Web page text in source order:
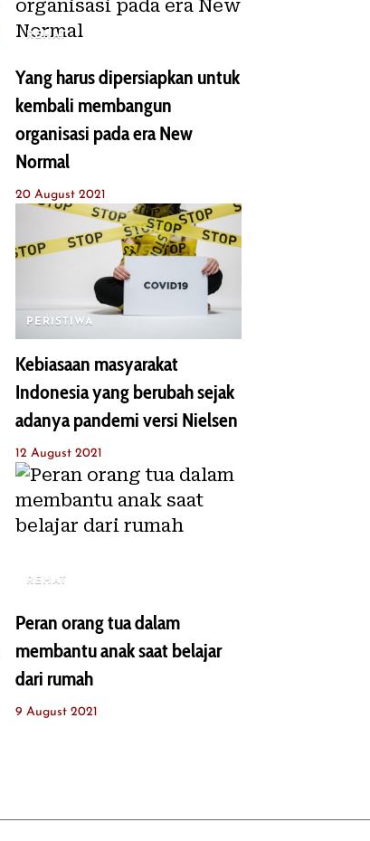
REHAT
Yang harus dipersiapkan untuk
kembali membangun
organisasi pada era New
Normal
20 August 2021
PERISTIWA
Kebiasaan masyarakat
Indonesia yang berubah sejak
adanya pandemi versi Nielsen
12 August 2021
REHAT
Peran orang tua dalam
membantu anak saat belajar
dari rumah
9 August 2021